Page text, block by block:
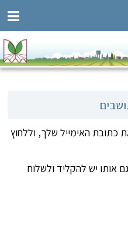
האימייל שלך, וללחוץ
אותו יש להקליד ולשלוח